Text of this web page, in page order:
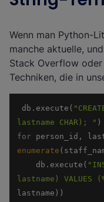
Wenn man Python-
manche aktuelle,
Stack Overflow
Techniken, die in
db.execute(
lastname CHAR); "
for person_id,
enumerate
    db.execute(
lastname) VALUES
lastname))